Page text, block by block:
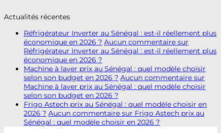
Actualités récentes
Réfrigérateur Inverter au Sénégal : est-il réellement plus
économique en 2026 ? Aucun commentaire sur
Réfrigérateur Inverter au Sénégal : est-il réellement plus
économique en 2026 ?
Machine à laver prix au Sénégal : quel modèle choisir
selon son budget en 2026 ? Aucun commentaire sur
Machine à laver prix au Sénégal : quel modèle choisir
selon son budget en 2026 ?
Frigo Astech prix au Sénégal : quel modèle choisir en
2026 ? Aucun commentaire sur Frigo Astech prix au
Sénégal : quel modèle choisir en 2026 ?